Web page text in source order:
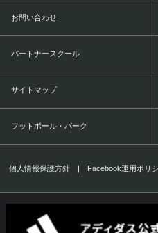
お問い合わせ
パートナースクール
サイトマップ
フットボール・パーク
個人情報保護方針 | Facebook運用ポリ
1999-2016 All